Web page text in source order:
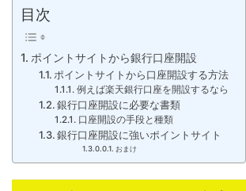
目次
ポイントサイトから銀行口座開設
ポイントサイトから口座開設する方法
例えば楽天銀行口座を開設するなら
銀行口座開設に必要な書類
口座開設の手段と種類
銀行口座開設に強いポイントサイト
おまけ